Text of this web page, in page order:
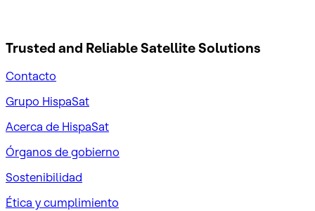
Trusted and ReliableSatellite Solutions
Contacto
Grupo HispaSat
Acerca de HispaSat
Órganos de gobierno
Sostenibilidad
Ética y cumplimiento